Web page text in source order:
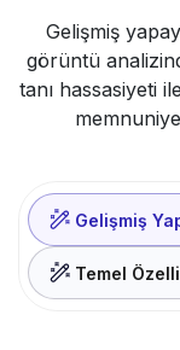
Gelişmiş
görüntü
tanı hassasiyeti
Gelişmiş
Temel